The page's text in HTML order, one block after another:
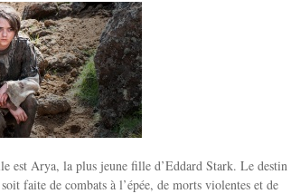
est Arya, la plus jeune fille d’Eddard Stark. Le destin
faite de combats à l’épée, de morts violentes et de